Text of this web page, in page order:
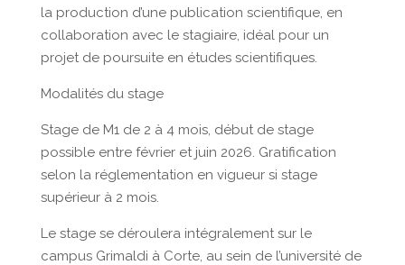
la production d’une publication scientifique, en
collaboration avec le stagiaire, idéal pour un
projet de poursuite en études scientifiques.
Modalités du stage
Stage de M1 de 2 à 4 mois, début de stage
possible entre février et juin 2026. Gratification
selon la réglementation en vigueur si stage
supérieur à 2 mois.
Le stage se déroulera intégralement sur le
campus Grimaldi à Corte, au sein de l’université de